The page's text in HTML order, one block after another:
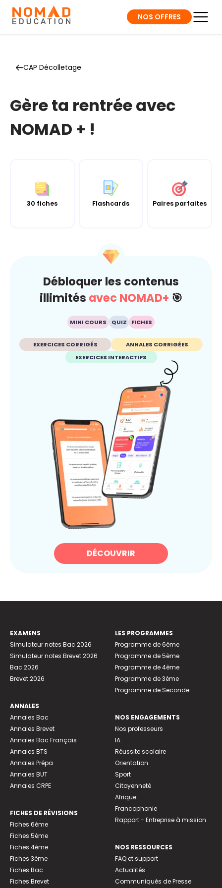
NOS OFFRES
CAP Décolletage
Gère ta rentrée avec
NOMAD + !
30 fiches Flashcards Paires parfaites
Débloquer les contenus
illimités avec NOMAD+ 🎯
MINI COURS QUIZ FICHES
EXERCICES CORRIGÉS
ANNALES CORRIGÉES
EXERCICES INTERACTIFS
DÉCOUVRIR
EXAMENS
Simulateur notes Bac 2026
Simulateur notes Brevet 2026
Bac 2026
Brevet 2026
ANNALES
Annales Bac
Annales Brevet
Annales Bac Français
Annales BTS
Annales Prépa
Annales BUT
Annales CRPE
FICHES DE RÉVISIONS
Fiches 6ème
Fiches 5ème
Fiches 4ème
Fiches 3ème
Fiches Bac
Fiches Brevet
LES PROGRAMMES
Programme de 6ème
Programme de 5ème
Programme de 4ème
Programme de 3ème
Programme de Seconde
NOS ENGAGEMENTS
Nos professeurs
IA
Réussite scolaire
Orientation
Sport
Citoyenneté
Afrique
Francophonie
Rapport - Entreprise à mission
NOS RESSOURCES
FAQ et support
Actualités
Communiqués de Presse